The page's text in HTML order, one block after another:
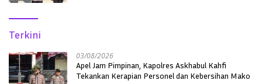
Terkini
03/08/2026
Apel Jam Pimpinan, Kapolres Askhabul Kahfi
Tekankan Kerapian Personel dan Kebersihan Mako